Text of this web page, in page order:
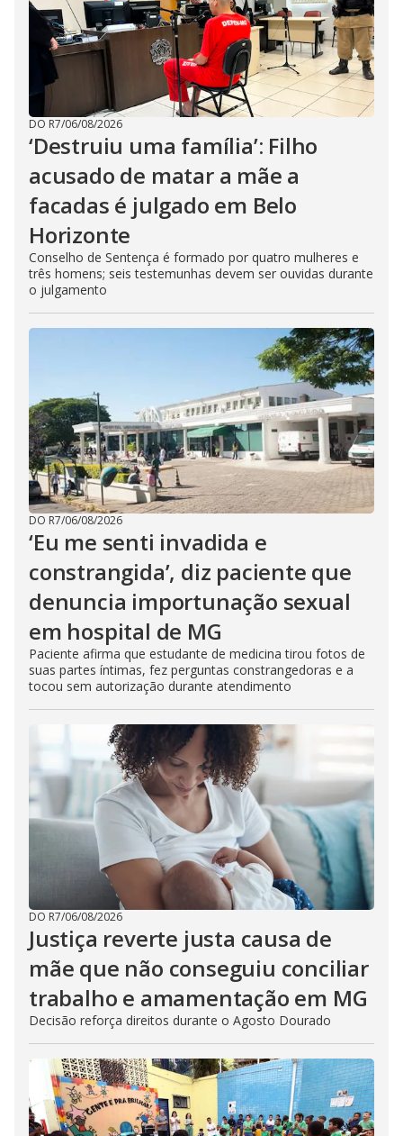
DO R7/06/08/2026
‘Destruiu uma família’: Filho
acusado de matar a mãe a
facadas é julgado em Belo
Horizonte
Conselho de Sentença é formado por quatro mulheres e
três homens; seis testemunhas devem ser ouvidas durante
o julgamento
DO R7/06/08/2026
‘Eu me senti invadida e
constrangida’, diz paciente que
denuncia importunação sexual
em hospital de MG
Paciente afirma que estudante de medicina tirou fotos de
suas partes íntimas, fez perguntas constrangedoras e a
tocou sem autorização durante atendimento
DO R7/06/08/2026
Justiça reverte justa causa de
mãe que não conseguiu conciliar
trabalho e amamentação em MG
Decisão reforça direitos durante o Agosto Dourado